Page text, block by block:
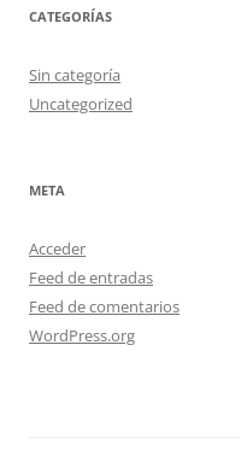
CATEGORÍAS
Sin categoría
Uncategorized
META
Acceder
Feed de entradas
Feed de comentarios
WordPress.org